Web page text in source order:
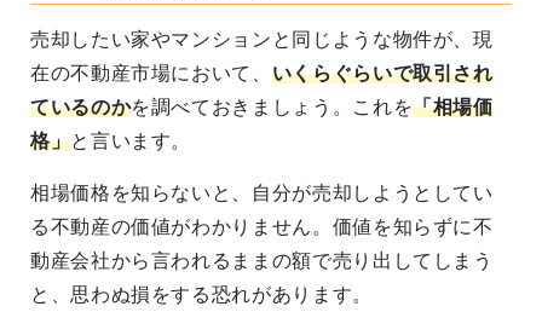
売却したい家やマンションと同じような物件が、現
在の不動産市場において、 いくらぐらいで取引され
ているのかを調べておきましょう。これを「相場価
格」と言います。
相場価格を知らないと、自分が売却しようとしてい
る不動産の価値がわかりません。価値を知らずに不
動産会社から言われるままの額で売り出してしまう
と、思わぬ損をする恐れがあります。